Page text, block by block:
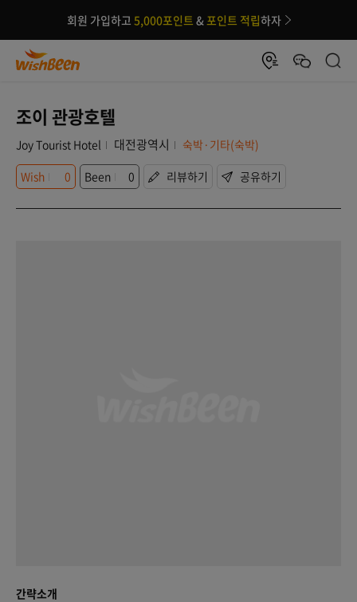
회원 가입하고 5,000포인트 &포인트 적립하자
조이 관광호텔
Joy Tourist Hotel 대전광역시
숙박·기타(숙박)
Wish
0 Been 0 리뷰하기 공유하기
간략소개